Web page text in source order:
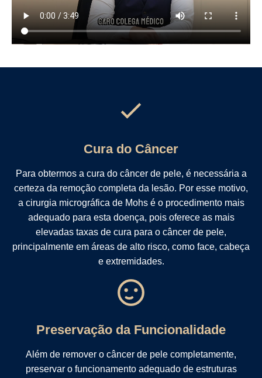
Cura do Câncer
Para obtermos a cura do câncer de pele, é necessária a
certeza da remoção completa da lesão. Por esse motivo,
a cirurgia micrográfica de Mohs é o procedimento mais
adequado para esta doença, pois oferece as mais
elevadas taxas de cura para o câncer de pele,
principalmente em áreas de alto risco, como face, cabeça
e extremidades.
Preservação da Funcionalidade
Além de remover o câncer de pele completamente,
preservar o funcionamento adequado de estruturas